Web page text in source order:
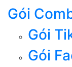
Gói
Gói
Gói